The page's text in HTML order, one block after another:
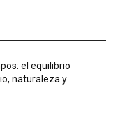
el equilibrio
naturaleza y